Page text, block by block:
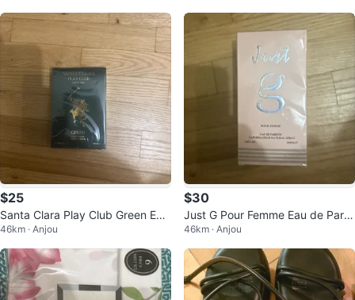
$25
Santa Clara Play Club Green Eau
de Parfum pour Homme 100ml
46km · Anjou
$30
Just G Pour Femme Eau de Parfu
m 100ml
46km · Anjou